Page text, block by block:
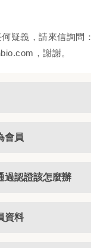
疑義，請來信詢問：
，謝謝。
會員
過認證該怎麼辦
資料